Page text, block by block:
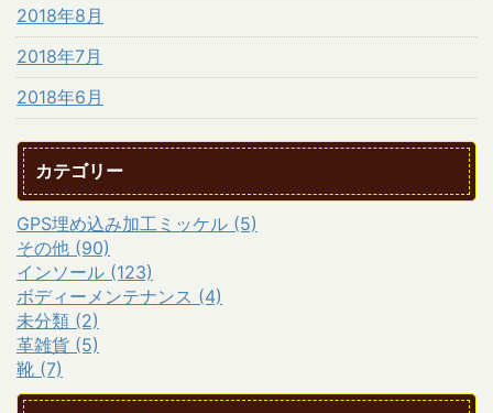
2018年8月
2018年7月
2018年6月
カテゴリー
GPS埋め込み加工ミッケル (5)
その他 (90)
インソール (123)
ボディーメンテナンス (4)
未分類 (2)
革雑貨 (5)
靴 (7)